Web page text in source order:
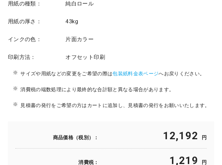
用紙の種類： 純白ロール
用紙の厚さ： 43kg
インクの色： 片面カラー
印刷方法： オフセット印刷
サイズや用紙などの変更をご希望の際は包装紙料金表ページへお戻りください。
消費税の端数処理により最終的な合計額と異なる場合があります。
見積書の発行をご希望の方はカートに追加し、見積書の発行をお願いいたします。
商品価格（税別）： 12,192 円
消費税： 1,219 円